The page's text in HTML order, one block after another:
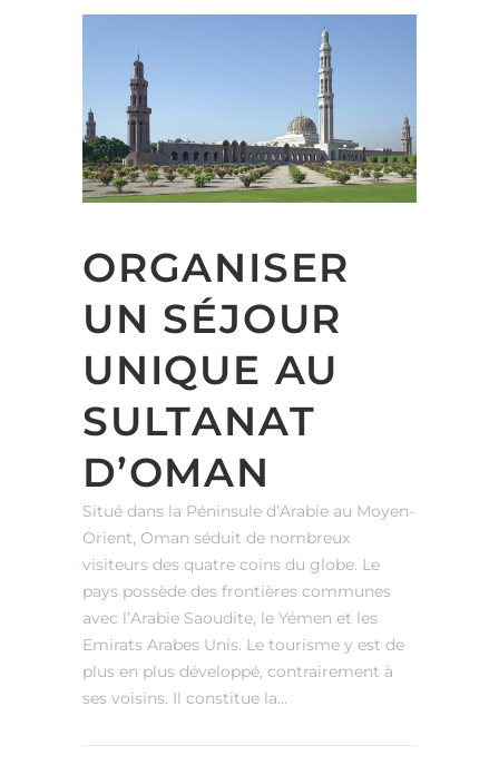
ORGANISER
UN SÉJOUR
UNIQUE AU
SULTANAT
D’OMAN
Situé dans la Péninsule d’Arabie au Moyen-
Orient, Oman séduit de nombreux
visiteurs des quatre coins du globe. Le
pays possède des frontières communes
avec l’Arabie Saoudite, le Yémen et les
Emirats Arabes Unis. Le tourisme y est de
plus en plus développé, contrairement à
ses voisins. Il constitue la...